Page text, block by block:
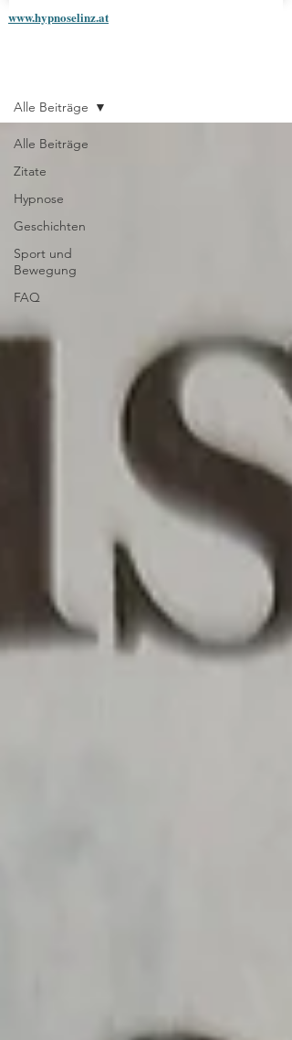
www.hypnoselinz.at
Alle Beiträge
Zitate
Hypnose
Geschichten
Sport und
Bewegung
FAQ
Alle Beiträge